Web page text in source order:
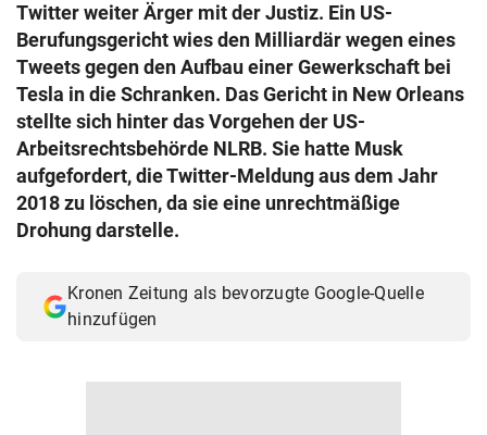
© Krone Multimedia GmbH & Co KG 2026
Muthgasse 2, 1190 Wien
Twitter weiter Ärger mit der Justiz. Ein US-
Berufungsgericht wies den Milliardär wegen eines
Tweets gegen den Aufbau einer Gewerkschaft bei
Tesla in die Schranken. Das Gericht in New Orleans
stellte sich hinter das Vorgehen der US-
Arbeitsrechtsbehörde NLRB. Sie hatte Musk
aufgefordert, die Twitter-Meldung aus dem Jahr
2018 zu löschen, da sie eine unrechtmäßige
Drohung darstelle.
Kronen Zeitung als bevorzugte Google-Quelle
hinzufügen